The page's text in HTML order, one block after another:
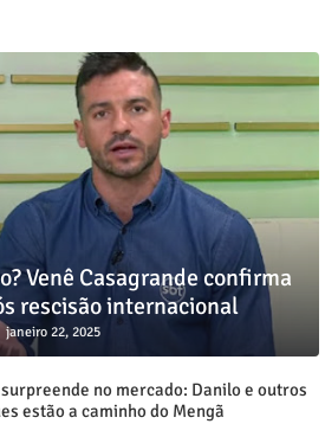
Venê Casagrande confirma
rescisão internacional
janeiro 22, 2025
no mercado: Danilo e outros
estão a caminho do Mengã